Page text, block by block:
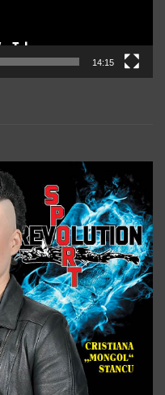
14:15